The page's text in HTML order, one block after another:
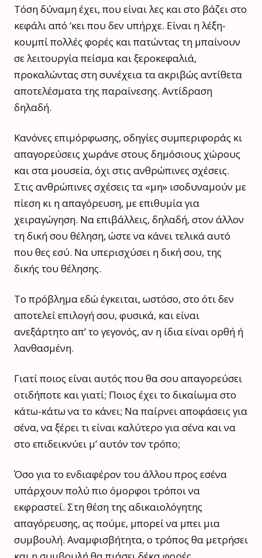
Τόση δύναμη έχει, που είναι λες και στο βάζει στο
κεφάλι από ‘κει που δεν υπήρχε. Είναι η λέξη-
κουμπί πολλές φορές και πατώντας τη μπαίνουν
σε λειτουργία πείσμα και ξεροκεφαλιά,
προκαλώντας στη συνέχεια τα ακριβώς αντίθετα
αποτελέσματα της παραίνεσης. Αντίδραση
δηλαδή.
Κανόνες επιμόρφωσης, οδηγίες συμπεριφοράς κι
απαγορεύσεις χωράνε στους δημόσιους χώρους
και στα μουσεία, όχι στις ανθρώπινες σχέσεις.
Στις ανθρώπινες σχέσεις τα «μη» ισοδυναμούν με
πίεση κι η απαγόρευση, με επιθυμία για
χειραγώγηση. Να επιβάλλεις, δηλαδή, στον άλλον
τη δική σου θέληση, ώστε να κάνει τελικά αυτό
που θες εσύ. Να υπερισχύσει η δική σου, της
δικής του θέλησης.
Το πρόβλημα εδώ έγκειται, ωστόσο, στο ότι δεν
αποτελεί επιλογή σου, φυσικά, και είναι
ανεξάρτητο απ’ το γεγονός, αν η ίδια είναι ορθή ή
λανθασμένη.
Γιατί ποιος είναι αυτός που θα σου απαγορεύσει
οτιδήποτε και γιατί; Ποιος έχει το δικαίωμα στο
κάτω-κάτω να το κάνει; Να παίρνει αποφάσεις για
σένα, να ξέρει τι είναι καλύτερο για σένα και να
στο επιδεικνύει μ’ αυτόν τον τρόπο;
Όσο για το ενδιαφέρον του άλλου προς εσένα
υπάρχουν πολύ πιο όμορφοι τρόποι να
εκφραστεί. Στη θέση της αδικαιολόγητης
απαγόρευσης, ας πούμε, μπορεί να μπει μια
συμβουλή. Αναμφισβήτητα, ο τρόπος θα μετρήσει